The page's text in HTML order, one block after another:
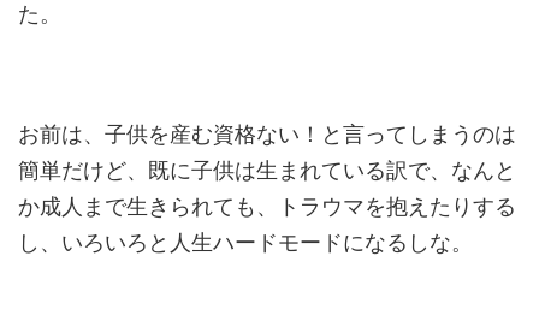
た。
お前は、子供を産む資格ない！と言ってしまうのは
簡単だけど、既に子供は生まれている訳で、なんと
か成人まで生きられても、トラウマを抱えたりする
し、いろいろと人生ハードモードになるしな。